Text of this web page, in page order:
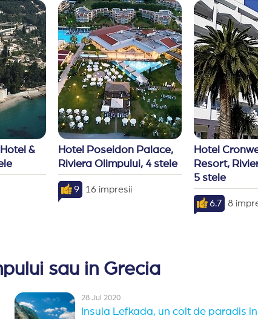
&
Hotel Poseidon Palace,
Riviera Olimpului, 4 stele
9 16 impresii
Hotel
Resort,
5 stele
6.7 8
sau in Grecia
28 Jul 2020
Insula Lefkada, un colt de paradis